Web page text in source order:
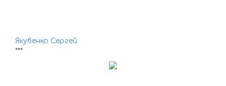
Якубенко Сергей
***